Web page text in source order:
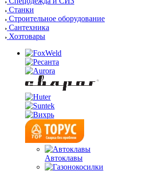
Станки
Строительное оборудование
Сантехника
Хозтовары
Автоклавы